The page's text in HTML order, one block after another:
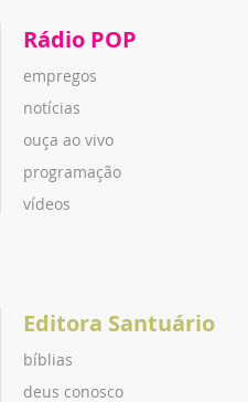
Rádio POP
empregos
notícias
ouça ao vivo
programação
vídeos
Editora Santuário
bíblias
deus conosco